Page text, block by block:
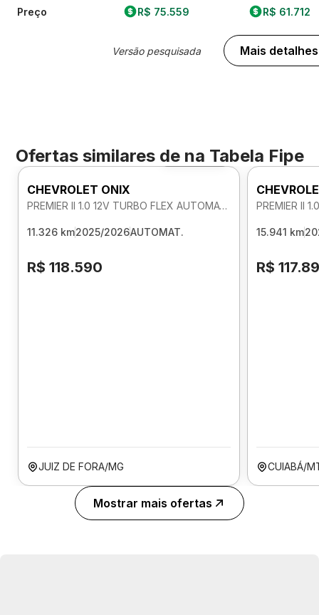
Preço R$ 75.559
Versão pesquisada
R$ 61.712
Mais detalhes
Ofertas similares de na Tabela Fipe
Foto 360º
CHEVROLET ONIX
PREMIER II 1.0 12V TURBO FLEX AUTOMATICO
11.326 km2025/2026AUTOMAT.
R$ 118.590
JUIZ DE FORA/MG
15.941 km
R$
CUIABÁ/
Mostrar mais ofertas